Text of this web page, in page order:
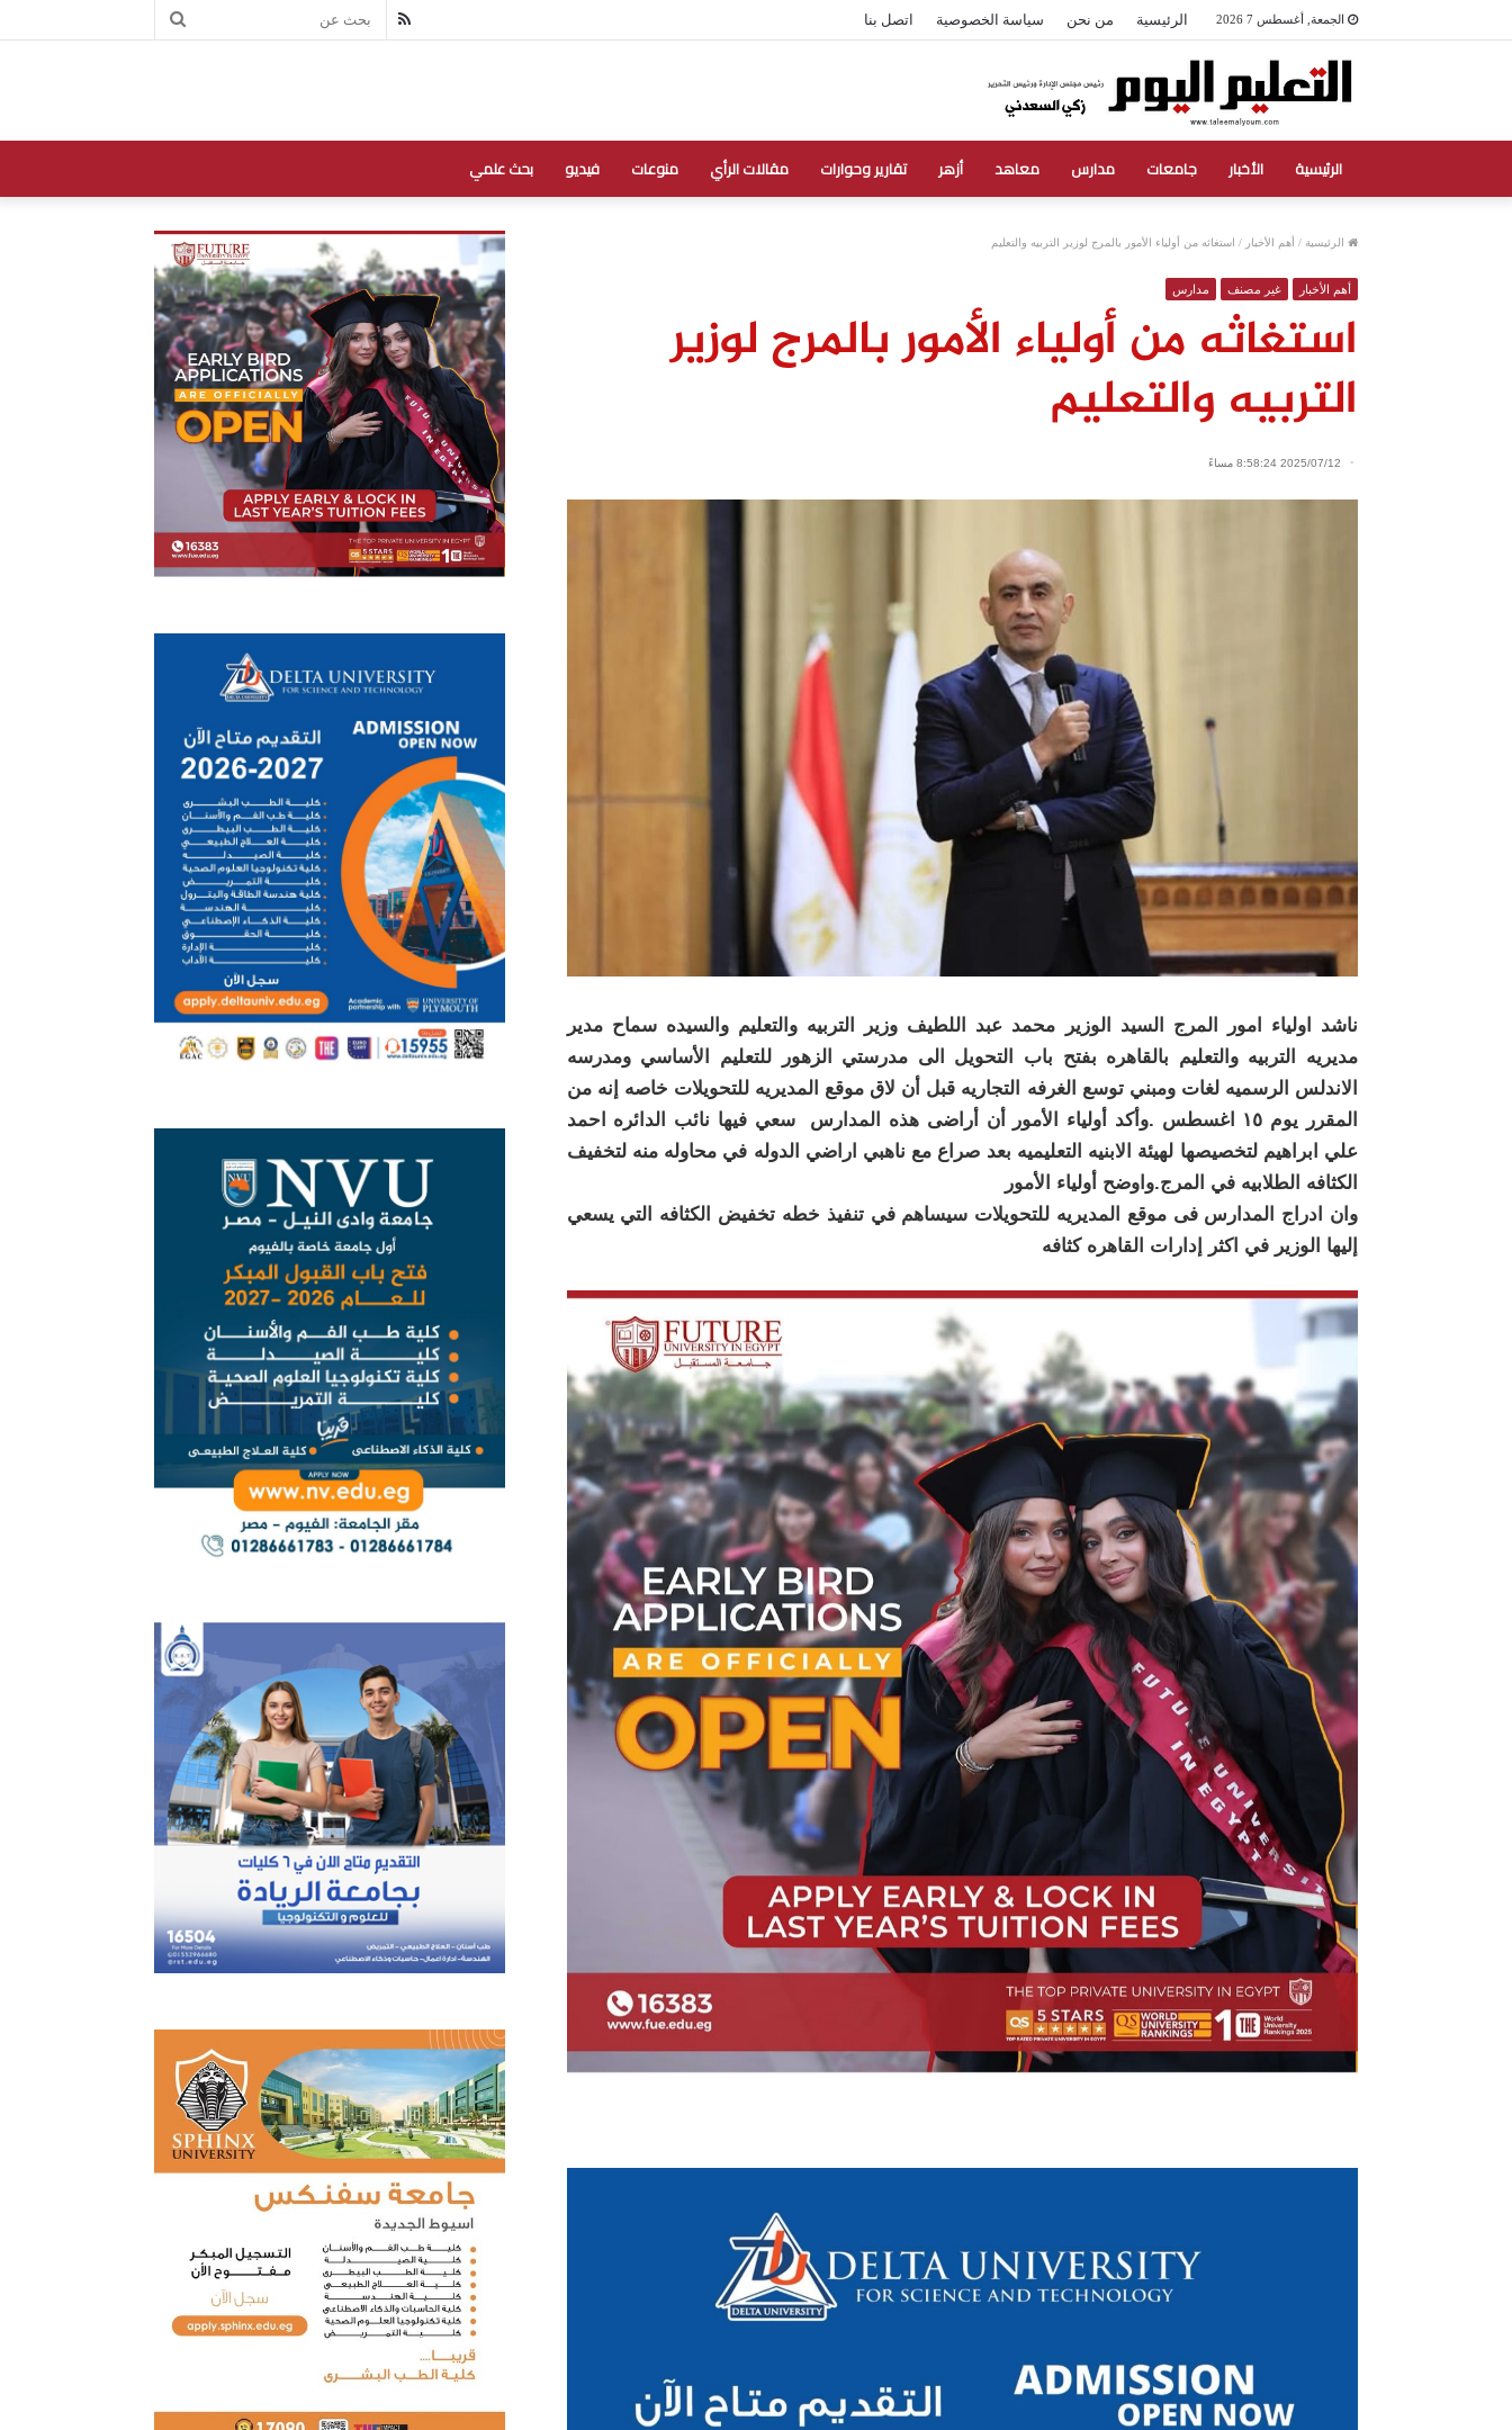
الجمعة, أغسطس 7 2026 الرئيسية من نحن سياسة الخصوصية اتصل بنا بحث RSS
الرئيسية الأخبار جامعات مدارس معاهد أزهر تقارير وحوارات مقالات الرأي منوعات فيديو بحث علمي
الرئيسية / أهم الأخبار / استغاثه من أولياء الأمور بالمرج لوزير التربيه والتعليم
أهم الأخبار غير مصنف مدارس
استغاثه من أولياء الأمور بالمرج لوزير
التربيه والتعليم
2025/07/12 8:58:24 مساءً
ناشد اولياء امور المرج السيد الوزير محمد عبد اللطيف وزير التربيه والتعليم والسيده سماح مدير
مديريه التربيه والتعليم بالقاهره بفتح باب التحويل الى مدرستي الزهور للتعليم الأساسي ومدرسه
الاندلس الرسميه لغات ومبني توسع الغرفه التجاريه قبل أن لاق موقع المديريه للتحويلات خاصه إنه من
المقرر يوم ١٥ اغسطس .وأكد أولياء الأمور أن أراضى هذه المدارس سعي فيها نائب الدائره احمد
علي ابراهيم لتخصيصها لهيئة الابنيه التعليميه بعد صراع مع ناهبي اراضي الدوله في محاوله منه لتخفيف
الكثافه الطلابيه في المرج.واوضح أولياء الأمور
وان ادراج المدارس فى موقع المديريه للتحويلات سيساهم في تنفيذ خطه تخفيض الكثافه التي يسعي
إليها الوزير في اكثر إدارات القاهره كثافه